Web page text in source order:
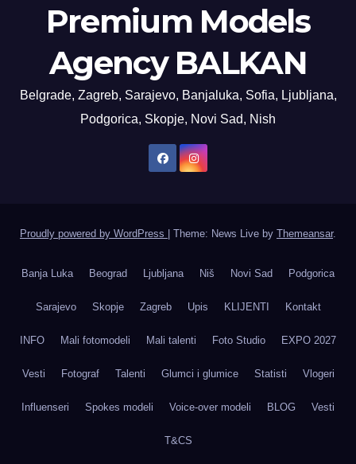
Premium Models
Agency BALKAN
Belgrade, Zagreb, Sarajevo, Banjaluka, Sofia, Ljubljana,
Podgorica, Skopje, Novi Sad, Nish
Proudly powered by WordPress Theme: News Live by Themeansar.
Banja Luka Beograd Ljubljana Niš Novi Sad Podgorica
Sarajevo Skopje Zagreb Upis KLIJENTI Kontakt
INFO Mali fotomodeli Mali talenti Foto Studio EXPO 2027
Vesti Fotograf Talenti Glumci i glumice Statisti Vlogeri
Influenseri Spokes modeli Voice-over modeli BLOG Vesti
T&CS